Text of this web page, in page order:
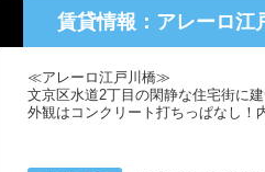
賃貸情報：アレーロ江
≪アレーロ江戸川橋≫
文京区水道2丁目の閑静な住宅街に
外観はコンクリート打ちっぱなし！